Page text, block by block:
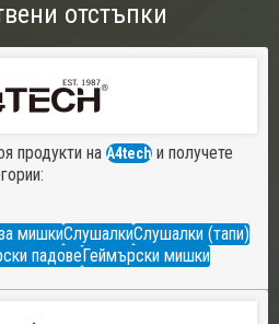
отстъпки
продукти на A4tech и получете
мишкиСлушалкиСлушалки (тапи)
падовеГеймърски мишки